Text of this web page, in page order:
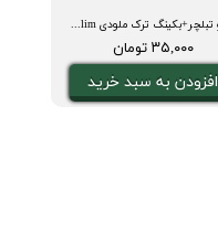
نت و تبلچر+بکینگ ترک ملودی belalim
۳۵,۰۰۰ تومان
افزودن به سبد خرید